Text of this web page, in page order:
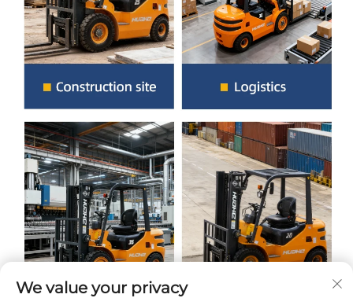
We value your privacy